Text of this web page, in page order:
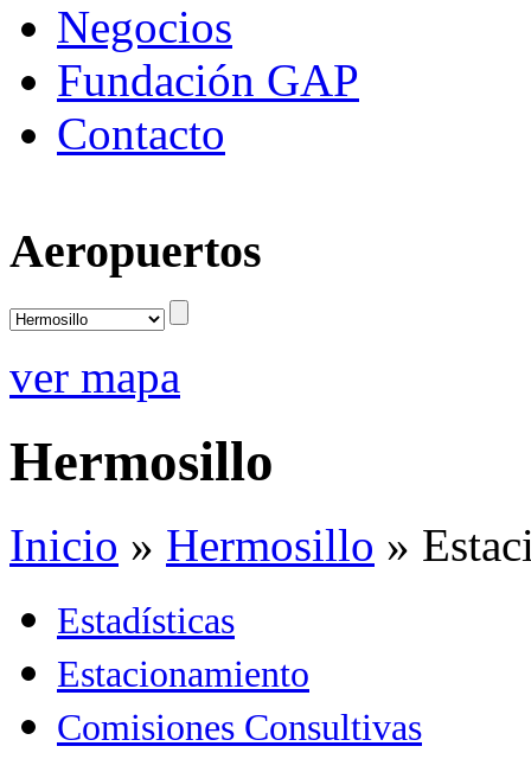
Negocios
Fundación GAP
Contacto
Aeropuertos
ver mapa
Hermosillo
Inicio » Hermosillo »
Estadísticas
Estacionamiento
Comisiones Consultivas